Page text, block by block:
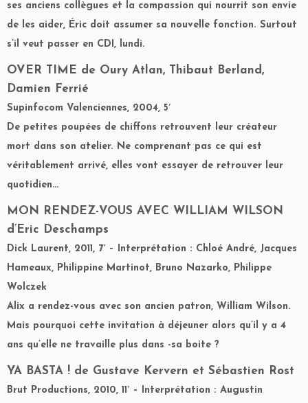
ses anciens collègues et la compassion qui nourrit son envie
de les aider, Éric doit assumer sa nouvelle fonction. Surtout
s’il veut passer en CDI, lundi.
OVER TIME de Oury Atlan, Thibaut Berland,
Damien Ferrié
Supinfocom Valenciennes, 2004, 5′
De petites poupées de chiffons retrouvent leur créateur
mort dans son atelier. Ne comprenant pas ce qui est
véritablement arrivé, elles vont essayer de retrouver leur
quotidien…
MON RENDEZ-VOUS AVEC WILLIAM WILSON
d’Eric Deschamps
Dick Laurent, 2011, 7′ – Interprétation : Chloé André, Jacques
Hameaux, Philippine Martinot, Bruno Nazarko, Philippe
Wolczek
Alix a rendez-vous avec son ancien patron, William Wilson.
Mais pourquoi cette invitation à déjeuner alors qu’il y a 4
ans qu’elle ne travaille plus dans -sa boite ?
YA BASTA ! de Gustave Kervern et Sébastien Rost
Brut Productions, 2010, 11′ – Interprétation : Augustin